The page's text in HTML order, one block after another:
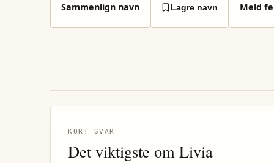
Sammenlign navn Lagre navn Meld
KORT SVAR
Det viktigste om Livia